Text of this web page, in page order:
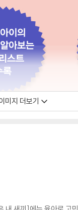
미지 더보기